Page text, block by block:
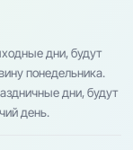
дни, будут
понедельника.
дни, будут
день.